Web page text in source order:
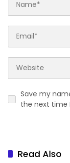
Save my
the next time
Read Also